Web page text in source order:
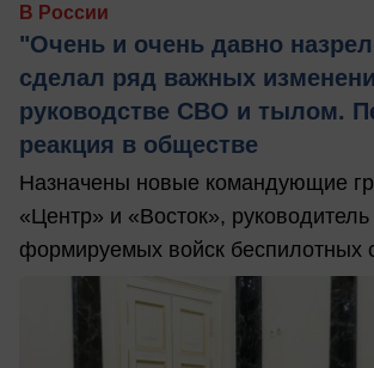
В России
"Очень и очень давно
сделал ряд важных
руководстве СВО и тылом.
реакция в обществе
Назначены новые командующие
«Центр» и «Восток», руководитель
формируемых войск беспилотных